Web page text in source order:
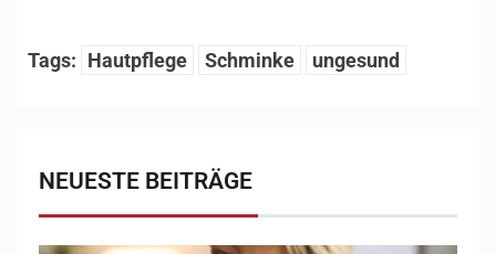
Tags: Hautpflege Schminke ungesund
NEUESTE BEITRÄGE